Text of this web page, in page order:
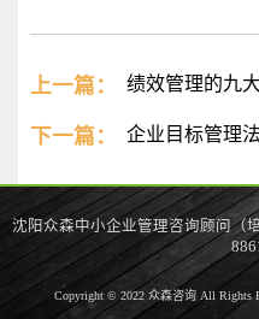
上一篇： 绩效管理的九
下一篇： 企业目标管理
沈阳众森中小企业管理咨询顾问（
Copyright © 2022 众森咨询 All Rights